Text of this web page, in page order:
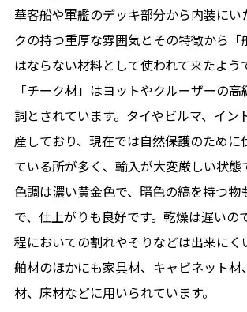
華客船や軍艦のデッキ部分から内装にい
クの持つ重厚な雰囲気とその特徴から「
はならない材料として使われて来たよう
「チーク材」はヨットやクルーザーの
詞とされています。タイやビルマ、イン
産しており、現在では自然保護のために
ている所が多く、輸入が大変厳しい状態
色調は濃い黄金色で、暗色の縞を持つ物
で、仕上がりも良好です。乾燥は遅いの
程においての割れやそりなどは出来にく
舶材のほかにも家具材、キャビネット材
材、床材などに用いられています。